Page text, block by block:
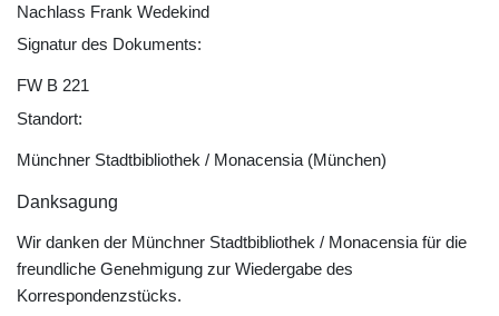
Nachlass Frank Wedekind
Signatur des Dokuments:
FW B 221
Standort:
Münchner Stadtbibliothek / Monacensia (München)
Danksagung
Wir danken der Münchner Stadtbibliothek / Monacensia für die
freundliche Genehmigung zur Wiedergabe des
Korrespondenzstücks.